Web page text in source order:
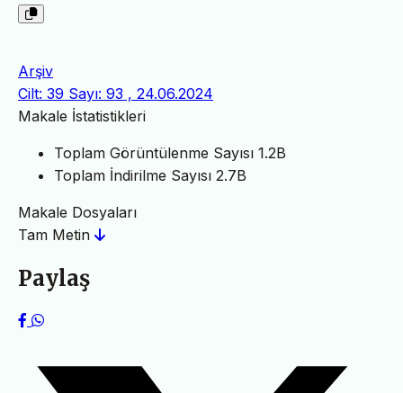
Arşiv
Cilt: 39 Sayı: 93 , 24.06.2024
Makale İstatistikleri
Toplam Görüntülenme Sayısı 1.2B
Toplam İndirilme Sayısı 2.7B
Makale Dosyaları
Tam Metin
Paylaş